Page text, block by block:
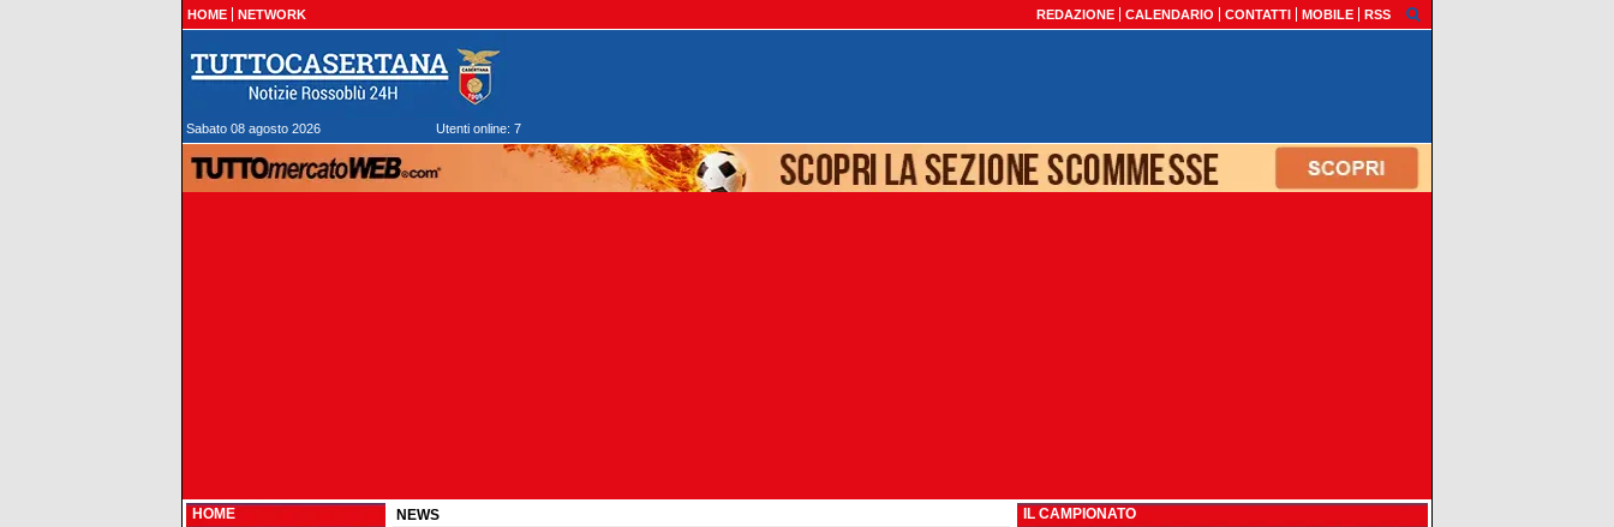
HOME NETWORK REDAZIONE CALENDARIO CONTATTI MOBILE RSS
Sabato 08 agosto 2026 Utenti online: 7
HOME
NEWS IL CAMPIONATO